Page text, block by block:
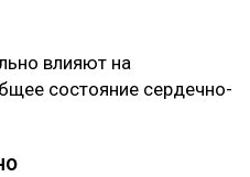
влияют на
состояние сердечно-